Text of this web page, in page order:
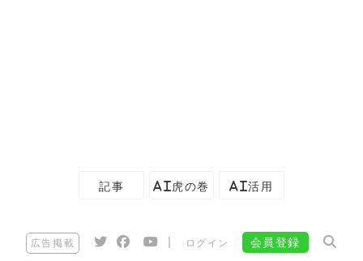
記事 AI虎の巻 AI活用
広告掲載 ログイン 会員登録